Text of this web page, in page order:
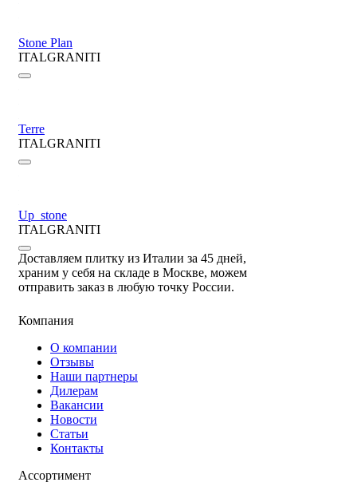
Stone Plan
ITALGRANITI
Terre
ITALGRANITI
Up_stone
ITALGRANITI
Доставляем плитку из Италии за 45 дней,
храним у себя на складе в Москве, можем
отправить заказ в любую точку России.
Компания
О компании
Отзывы
Наши партнеры
Дилерам
Вакансии
Новости
Статьи
Контакты
Ассортимент